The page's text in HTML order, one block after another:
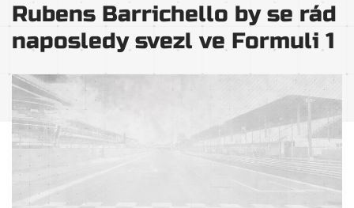
Rubens Barrichello by se rád
naposledy svezl ve Formuli 1